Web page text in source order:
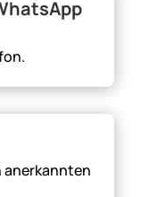
anerkannten